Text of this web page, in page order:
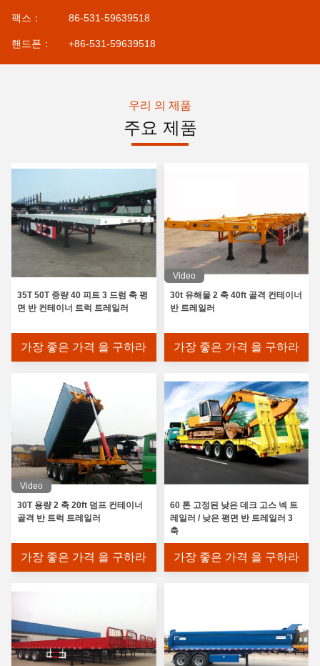
팩스： 86-531-59639518
핸드폰： +86-531-59639518
우리 의 제품
주요 제품
35T 50T 중량 40 피트 3 드럼 축 평
면 반 컨테이너 트럭 트레일러
가장 좋은 가격 을 구하라
Video
30t 유해물 2 축 40ft 골격 컨테이너
반 트레일러
가장 좋은 가격 을 구하라
Video
30T 용량 2 축 20ft 덤프 컨테이너
골격 반 트럭 트레일러
가장 좋은 가격 을 구하라
60 톤 고정된 낮은 데크 고스 넥 트
레일러 / 낮은 평면 반 트레일러 3
축
가장 좋은 가격 을 구하라